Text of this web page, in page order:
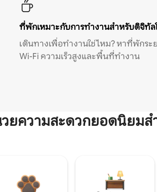
ที่พักเหมาะกับการทำงานสำหรับดิจิทัล
เดินทางเพื่อทำงานใช่ไหม? หาที่พักระ
Wi-Fi ความเร็วสูงและพื้นที่ทำงาน
ยความสะดวกยอดนิยม